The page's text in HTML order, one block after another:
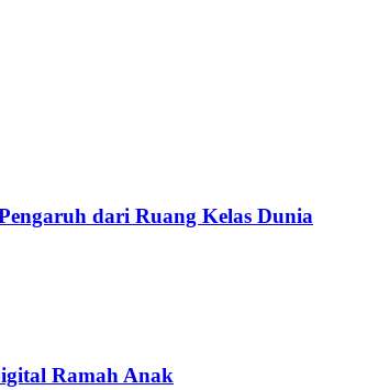
dari Ruang Kelas Dunia
Ramah Anak